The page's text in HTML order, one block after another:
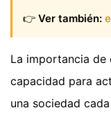
👉 Ver también:
La importancia de
capacidad para
una sociedad